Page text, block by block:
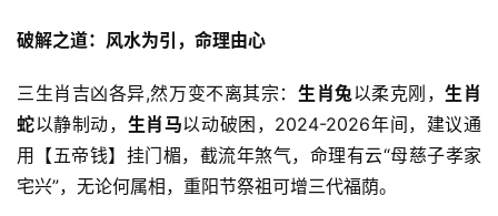
破解之道：风水为引，命理由心
三生肖吉凶各异,然万变不离其宗： 生肖兔以柔克刚，生肖
蛇以静制动， 生肖马以动破困，2024-2026年间，建议通
用【五帝钱】挂门楣，截流年煞气，命理有云“母慈子孝家
宅兴”，无论何属相，重阳节祭祖可增三代福荫。